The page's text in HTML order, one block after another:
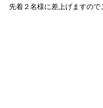
先着２名様に差上げますので